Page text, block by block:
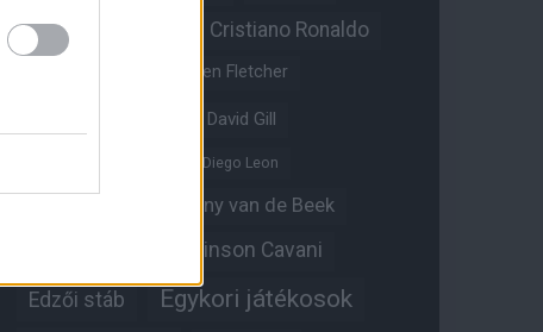
Christian Eriksen Cristiano Ronaldo
Darren Fletcher
David Gill
Diego Leon
Donny van de Beek
Edinson Cavani
Edzői stáb Egykori játékosok